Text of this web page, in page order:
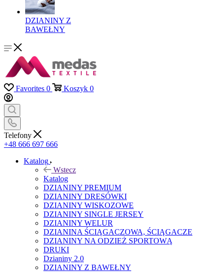
DZIANINY Z
BAWEŁNY
Favorites 0 Koszyk 0
Telefony
+48 666 697 666
Katalog
Wstecz
Katalog
DZIANINY PREMIUM
DZIANINY DRESÓWKI
DZIANINY WISKOZOWE
DZIANINY SINGLE JERSEY
DZIANINY WELUR
DZIANINA ŚCIĄGACZOWA, ŚCIĄGACZE
DZIANINY NA ODZIEŻ SPORTOWĄ
DRUKI
Dzianiny 2.0
DZIANINY Z BAWEŁNY